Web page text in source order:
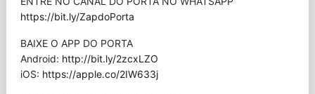
https://bit.ly/ZapdoPorta
BAIXE O APP DO PORTA
Android: http://bit.ly/2zcxLZO
iOS: https://apple.co/2IW633j